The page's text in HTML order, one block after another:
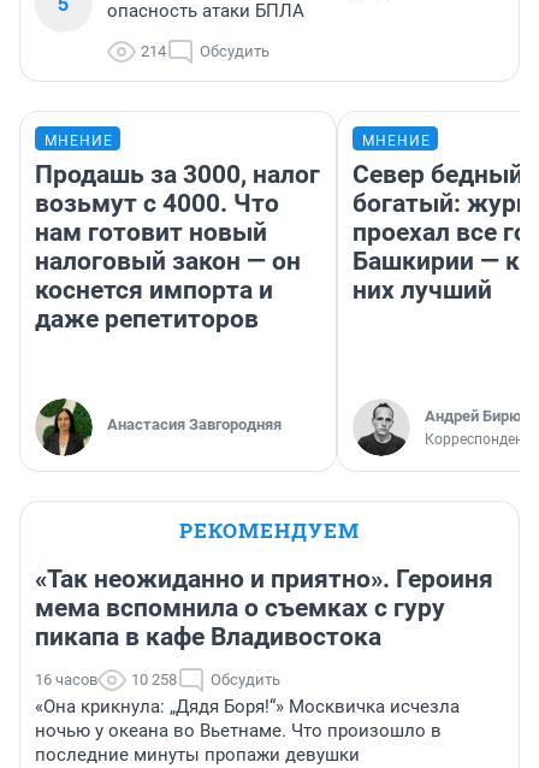
опасность атаки БПЛА
214 Обсудить
МНЕНИЕ
Продашь за 3000, налог
возьмут с 4000. Что
нам готовит новый
налоговый закон — он
коснется импорта и
даже репетиторов
Анастасия Завгородняя
МНЕНИЕ
Север бедный,
богатый:
проехал все
Башкирии —
них лучший
Андрей
Корреспондент
РЕКОМЕНДУЕМ
«Так неожиданно и приятно». Героиня
мема вспомнила о съемках с гуру
пикапа в кафе Владивостока
16 часов 10 258 Обсудить
«Она крикнула: „Дядя Боря!“» Москвичка исчезла
ночью у океана во Вьетнаме. Что произошло в
последние минуты пропажи девушки